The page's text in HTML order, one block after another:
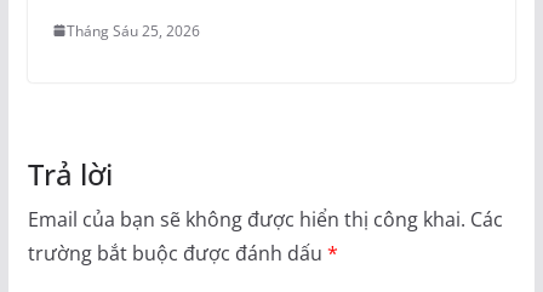
Tháng Sáu 25, 2026
Trả lời
Email của bạn sẽ không được hiển thị công khai. Các
trường bắt buộc được đánh dấu *